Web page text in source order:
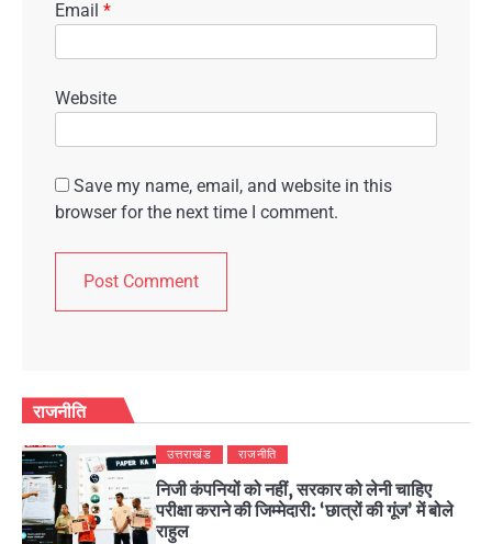
Email *
Website
Save my name, email, and website in this
browser for the next time I comment.
राजनीति
उत्तराखंड राजनीति
निजी कंपनियों को नहीं, सरकार को लेनी चाहिए
परीक्षा कराने की जिम्मेदारी: ‘छात्रों की गूंज’ में बोले
राहुल